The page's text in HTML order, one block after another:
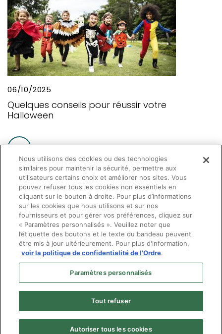
06/10/2025
Quelques conseils pour réussir votre
Halloween
Pagination
Page
courante
1 Page
2 Page
3 …
Page
suivante
»
page
Nous utilisons des cookies ou des technologies
similaires pour maintenir la sécurité, permettre aux
utilisateurs certains choix et améliorer nos sites. Vous
pouvez refuser tous les cookies non essentiels en
cliquant sur le bouton à droite. Pour plus d’informations
sur les cookies que nous utilisons et sur nos
fournisseurs et pour gérer vos préférences, cliquez sur
« Paramètres personnalisés ». Veuillez noter que
l’étiquette des boutons et le texte du bandeau peuvent
être mis à jour ultérieurement. Pour plus d'information,
voir la politique de confidentialité de l'Ordre.
Paramètres personnalisés
Tout refuser
Autoriser tous les cookies